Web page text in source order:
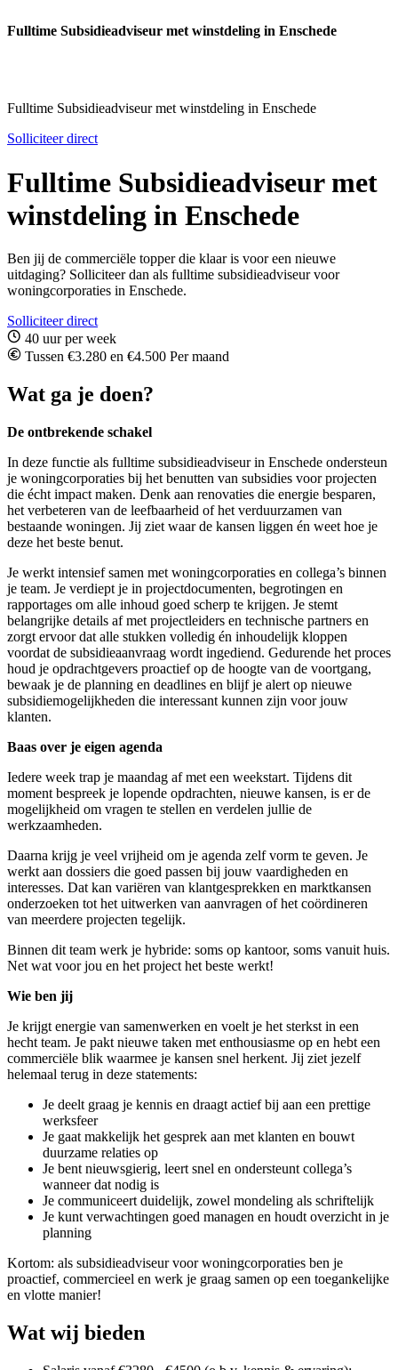
Fulltime Subsidieadviseur met winstdeling in Enschede
Fulltime Subsidieadviseur met winstdeling in Enschede
Solliciteer direct
Fulltime Subsidieadviseur met
winstdeling in Enschede
Ben jij de commerciële topper die klaar is voor een nieuwe
uitdaging? Solliciteer dan als fulltime subsidieadviseur voor
woningcorporaties in Enschede.
Solliciteer direct
40 uur per week
Tussen €3.280 en €4.500 Per maand
Wat ga je doen?
De ontbrekende schakel
In deze functie als fulltime subsidieadviseur in Enschede ondersteun
je woningcorporaties bij het benutten van subsidies voor projecten
die écht impact maken. Denk aan renovaties die energie besparen,
het verbeteren van de leefbaarheid of het verduurzamen van
bestaande woningen. Jij ziet waar de kansen liggen én weet hoe je
deze het beste benut.
Je werkt intensief samen met woningcorporaties en collega’s binnen
je team. Je verdiept je in projectdocumenten, begrotingen en
rapportages om alle inhoud goed scherp te krijgen. Je stemt
belangrijke details af met projectleiders en technische partners en
zorgt ervoor dat alle stukken volledig én inhoudelijk kloppen
voordat de subsidieaanvraag wordt ingediend. Gedurende het proces
houd je opdrachtgevers proactief op de hoogte van de voortgang,
bewaak je de planning en deadlines en blijf je alert op nieuwe
subsidiemogelijkheden die interessant kunnen zijn voor jouw
klanten.
Baas over je eigen agenda
Iedere week trap je maandag af met een weekstart. Tijdens dit
moment bespreek je lopende opdrachten, nieuwe kansen, is er de
mogelijkheid om vragen te stellen en verdelen jullie de
werkzaamheden.
Daarna krijg je veel vrijheid om je agenda zelf vorm te geven. Je
werkt aan dossiers die goed passen bij jouw vaardigheden en
interesses. Dat kan variëren van klantgesprekken en marktkansen
onderzoeken tot het uitwerken van aanvragen of het coördineren
van meerdere projecten tegelijk.
Binnen dit team werk je hybride: soms op kantoor, soms vanuit huis.
Net wat voor jou en het project het beste werkt!
Wie ben jij
Je krijgt energie van samenwerken en voelt je het sterkst in een
hecht team. Je pakt nieuwe taken met enthousiasme op en hebt een
commerciële blik waarmee je kansen snel herkent. Jij ziet jezelf
helemaal terug in deze statements:
Je deelt graag je kennis en draagt actief bij aan een prettige
werksfeer
Je gaat makkelijk het gesprek aan met klanten en bouwt
duurzame relaties op
Je bent nieuwsgierig, leert snel en ondersteunt collega’s
wanneer dat nodig is
Je communiceert duidelijk, zowel mondeling als schriftelijk
Je kunt verwachtingen goed managen en houdt overzicht in je
planning
Kortom: als subsidieadviseur voor woningcorporaties ben je
proactief, commercieel en werk je graag samen op een toegankelijke
en vlotte manier!
Wat wij bieden